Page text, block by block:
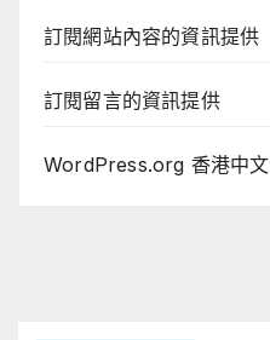
訂閱網站內容的資訊提供
訂閱留言的資訊提供
WordPress.org 香港中文